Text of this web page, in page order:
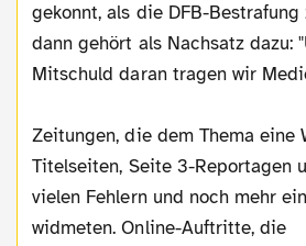
gekonnt, als die DFB-
dann gehört als Nachsatz dazu:
Mitschuld daran tragen wir
Zeitungen, die dem Thema eine Woche lang
Titelseiten, Seite 3-Reportagen
vielen Fehlern und noch mehr
widmeten. Online-Auftritte, die